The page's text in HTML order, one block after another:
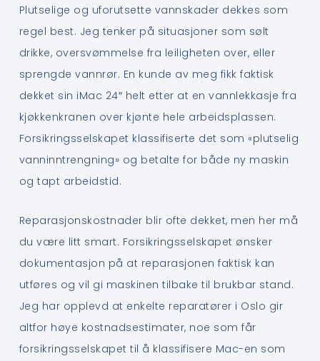
Plutselige og uforutsette vannskader dekkes som
regel best. Jeg tenker på situasjoner som sølt
drikke, oversvømmelse fra leiligheten over, eller
sprengde vannrør. En kunde av meg fikk faktisk
dekket sin iMac 24″ helt etter at en vannlekkasje fra
kjøkkenkranen over kjønte hele arbeidsplassen.
Forsikringsselskapet klassifiserte det som «plutselig
vanninntrengning» og betalte for både ny maskin
og tapt arbeidstid.
Reparasjonskostnader blir ofte dekket, men her må
du være litt smart. Forsikringsselskapet ønsker
dokumentasjon på at reparasjonen faktisk kan
utføres og vil gi maskinen tilbake til brukbar stand.
Jeg har opplevd at enkelte reparatører i Oslo gir
altfor høye kostnadsestimater, noe som får
forsikringsselskapet til å klassifisere Mac-en som